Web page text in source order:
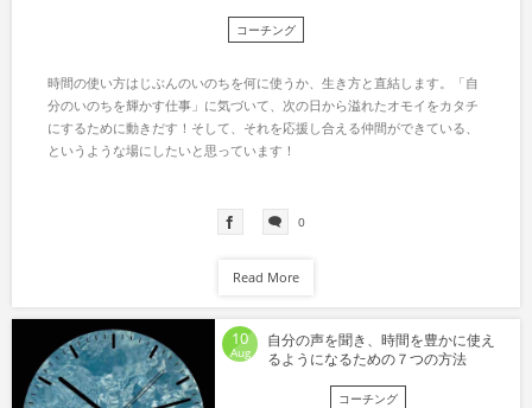
コーチング
時間の使い方はじぶんのいのちを何に使うか、生き方と直結します。「自
分のいのちを輝かす仕事」に気づいて、次の日から溢れたオモイをカタチ
にするために動きだす！そして、それを応援し合える仲間ができている、
というような場にしたいと思っています！
0
Read More
10
Aug
自分の声を聞き、時間を豊かに使え
るようになるための７つの方法
コーチング